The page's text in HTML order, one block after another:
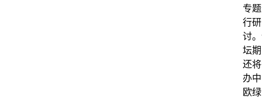
专
行研
讨
坛
还
办
欧